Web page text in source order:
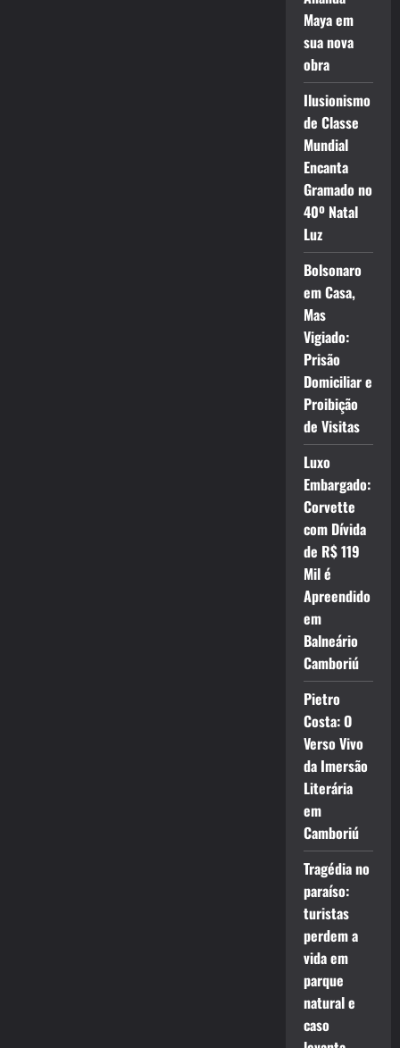
Maya em
sua nova
obra
Ilusionismo
de Classe
Mundial
Encanta
Gramado no
40º Natal
Luz
Bolsonaro
em Casa,
Mas
Vigiado:
Prisão
Domiciliar e
Proibição
de Visitas
Luxo
Embargado:
Corvette
com Dívida
de R$ 119
Mil é
Apreendido
em
Balneário
Camboriú
Pietro
Costa: O
Verso Vivo
da Imersão
Literária
em
Camboriú
Tragédia no
paraíso:
turistas
perdem a
vida em
parque
natural e
caso